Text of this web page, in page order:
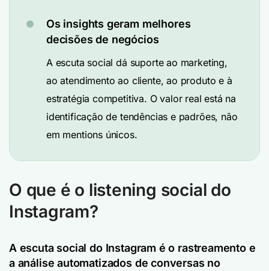
Os insights geram melhores
decisões de negócios
A escuta social dá suporte ao marketing,
ao atendimento ao cliente, ao produto e à
estratégia competitiva. O valor real está na
identificação de tendências e padrões, não
em mentions únicos.
O que é o listening social do
Instagram?
A escuta social do Instagram é o rastreamento e
a análise automatizados de conversas no